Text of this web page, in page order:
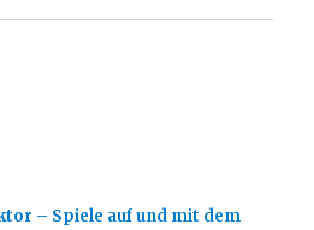
– Spiele auf und mit dem